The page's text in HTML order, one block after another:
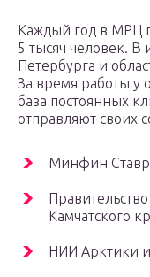
Каждый год в МРЦ
5 тысяч человек. В
Петербурга и
За время работы у
база постоянных
отправляют своих
Минфин
Камчатского
НИИ Арктики